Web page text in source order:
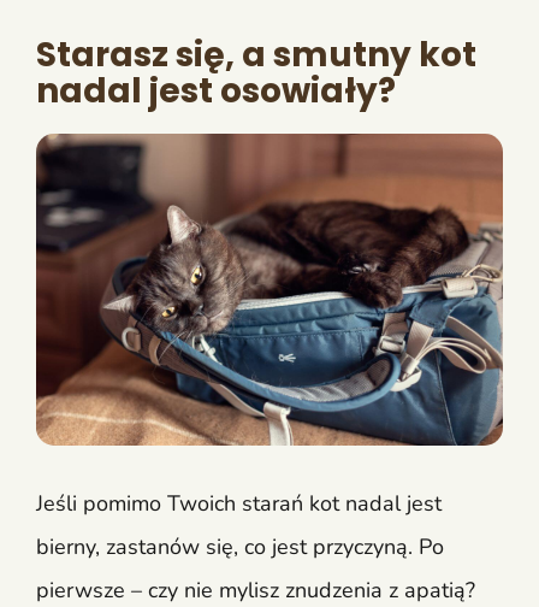
Starasz się, a smutny kot
nadal jest osowiały?
Jeśli pomimo Twoich starań kot nadal jest
bierny, zastanów się, co jest przyczyną. Po
pierwsze – czy nie mylisz znudzenia z apatią?